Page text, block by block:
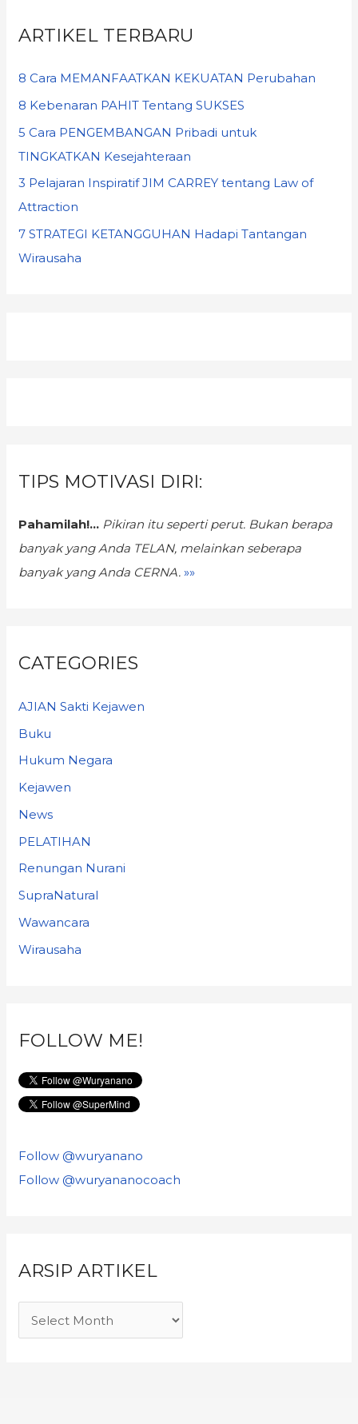
ARTIKEL TERBARU
8 Cara MEMANFAATKAN KEKUATAN Perubahan
8 Kebenaran PAHIT Tentang SUKSES
5 Cara PENGEMBANGAN Pribadi untuk
TINGKATKAN Kesejahteraan
3 Pelajaran Inspiratif JIM CARREY tentang Law of
Attraction
7 STRATEGI KETANGGUHAN Hadapi Tantangan
Wirausaha
TIPS MOTIVASI DIRI:
Pahamilah!... Pikiran itu seperti perut. Bukan berapa
banyak yang Anda TELAN, melainkan seberapa
banyak yang Anda CERNA. »»
CATEGORIES
AJIAN Sakti Kejawen
Buku
Hukum Negara
Kejawen
News
PELATIHAN
Renungan Nurani
SupraNatural
Wawancara
Wirausaha
FOLLOW ME!
Follow @wuryanano
Follow @wuryananocoach
ARSIP ARTIKEL